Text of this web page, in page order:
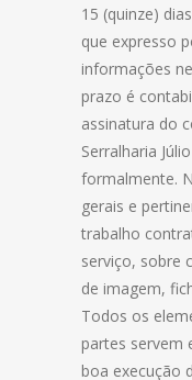
15 (quinze)
que expresso
informações
prazo é
assinatura do
Serralharia
formalmente.
gerais e
trabalho
serviço, sobre
de imagem,
Todos os
partes servem
boa execução